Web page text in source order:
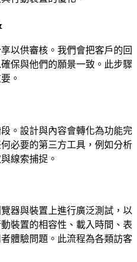
以供審核。我們會把客戶的回
保與他們的願景一致。此步驟
。
。設計與內容會轉化為功能完
必要的第三方工具，例如分析
線索捕捉。
器與裝置上進行廣泛測試，以
裝置的相容性、載入時間、表
體驗問題。此流程為各類訪客